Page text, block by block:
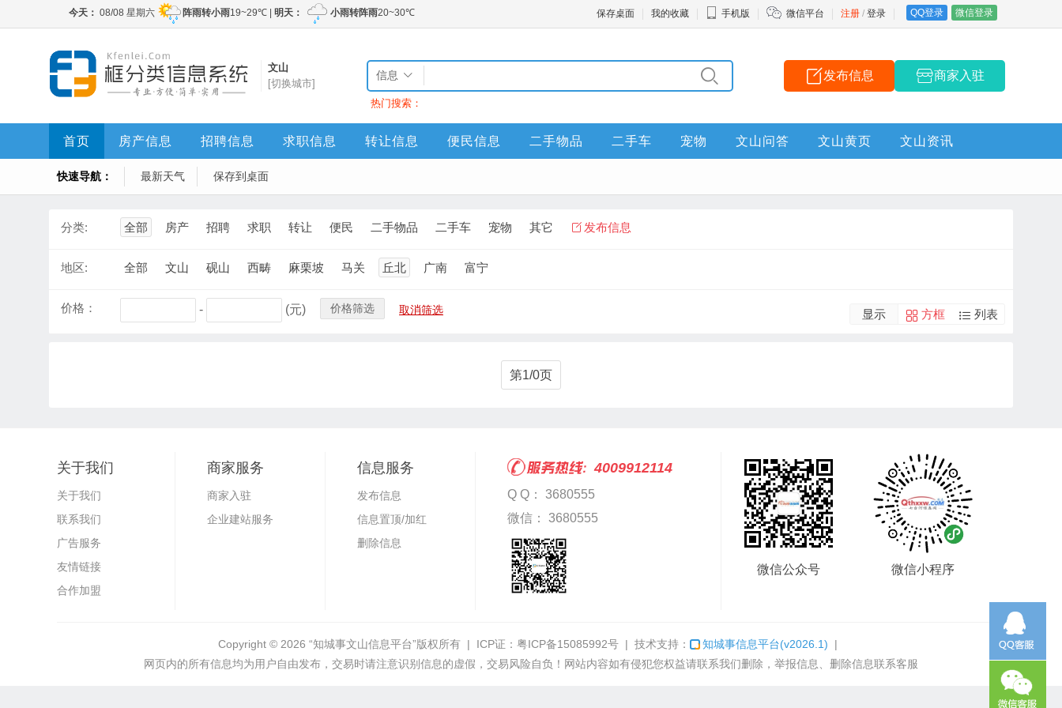
注册 / 登录 QQ登录 微信登录
保存桌面 我的收藏 手机版 微信平台
文山
[切换城市]
信息
热门搜索：
发布信息 商家入驻
首页 房产信息 招聘信息 求职信息 转让信息 便民信息 二手物品 二手车 宠物 文山问答 文山黄页 文山资讯
快速导航： 最新天气 保存到桌面
分类: 全部 房产 招聘 求职 转让 便民 二手物品 二手车 宠物 其它 发布信息
地区: 全部 文山 砚山 西畴 麻栗坡 马关 丘北 广南 富宁
价格： - (元) 价格筛选 取消筛选 显示 方框 列表
第1/0页
关于我们
关于我们
联系我们
广告服务
友情链接
合作加盟
商家服务
商家入驻
企业建站服务
信息服务
发布信息
信息置顶/加红
删除信息
4009912114
Q Q： 3680555
微信： 3680555
微信公众号 微信小程序
Copyright © 2026 “知城事文山信息平台”版权所有 | ICP证： 粤ICP备15085992号 | 技术支持： 知城事信息平台(v2026.1) |
网页内的所有信息均为用户自由发布，交易时请注意识别信息的虚假，交易风险自负！网站内容如有侵犯您权益请联系我们删除，举报信息、删除信息联系客服